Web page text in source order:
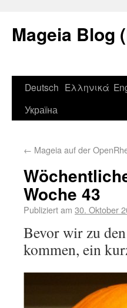
Mageia Blog
Deutsch Ελληνικά
Україна
← Mageia auf der
Woche 43
Publiziert am 30. Oktober
Bevor wir zu
kommen, ein